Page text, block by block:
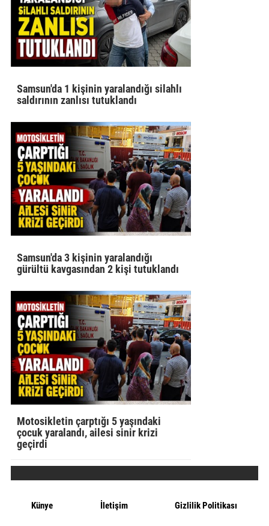
Samsun'da 1 kişinin yaralandığı silahlı
saldırının zanlısı tutuklandı
Samsun'da 3 kişinin yaralandığı
gürültü kavgasından 2 kişi tutuklandı
Motosikletin çarptığı 5 yaşındaki
çocuk yaralandı, ailesi sinir krizi
geçirdi
Künye İletişim Gizlilik Politikası